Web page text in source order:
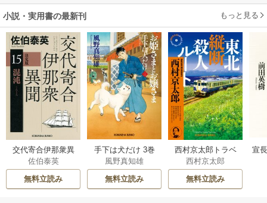
小説・実用書の最新刊 もっと見る
交代寄合伊那衆異
聞 15巻
佐伯泰英
無料立読み
手下は犬だけ 3巻
風野真知雄
無料立読み
西村京太郎トラベ
ルミステリー・セ
レクション 2巻
西村京太郎
無料立読み
宣